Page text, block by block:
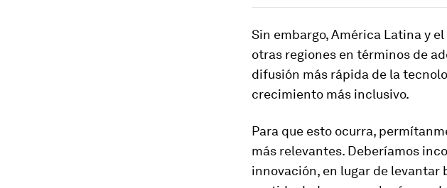
Sin embargo, América Latina y
otras regiones en términos de
difusión más rápida de la
crecimiento más inclusivo.
Para que esto ocurra,
más relevantes. Deberíamos
innovación, en lugar de levantar